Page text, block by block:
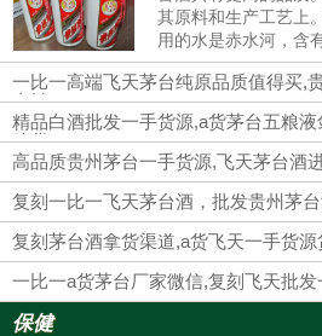
其原料和生产工艺上
用的水是赤水河，含
糯高粱，其曲独特，
茅台酒要五年后才能
纯正。精品茅台五粮
供应复刻飞天茅台酒
一比一高端飞天茅台纯原品质值得买,
直销
精品白酒批发一手货源,a货茅台五粮
验货
高品质贵州茅台一手货源,飞天茅台酒
复刻一比一飞天茅台酒，批发贵州茅
复刻茅台酒拿货渠道,a货飞天一手货源
一比一a货茅台厂家微信,复刻飞天批发
保健